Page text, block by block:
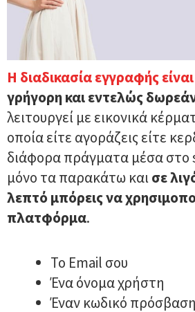
Η διαδικασία εγγραφής
γρήγορη και εντελώς
λειτουργεί με εικονικά
οποία είτε αγοράζεις είτε
διάφορα πράγματα μέσα στο
μόνο τα παρακάτω καισε
λεπτό μπόρεις να
πλατφόρμα.
Το Email σου
Ένα όνομα χρήστη
Έναν κωδικό